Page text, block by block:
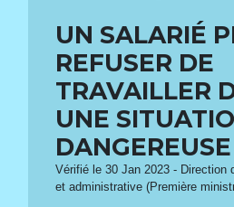
UN SALARIÉ
REFUSER DE
TRAVAILLER
UNE
Vérifié le 30 Jan 2023 - Direction
et administrative (Première